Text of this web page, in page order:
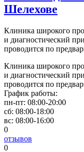
Шелехове
Клиника широкого
и диагностический
проводится по
Клиника широкого
и диагностический
проводится по
График работы:
пн-пт: 08:00-20:00
сб: 08:00-18:00
вс: 08:00-16:00
0
отзывов
0